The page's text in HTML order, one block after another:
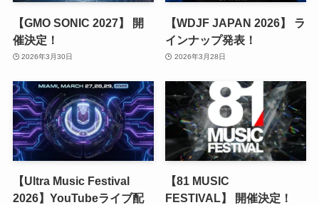
【GMO SONIC 2027】 開
催決定！
2026年3月30日
【WDJF JAPAN 2026】 ラ
インナップ発表！
2026年3月28日
【Ultra Music Festival
2026】YouTubeライブ配
【81 MUSIC
FESTIVAL】 開催決定！